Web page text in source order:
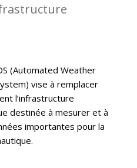
(Automated Weather
vise à remplacer
l’infrastructure
destinée à mesurer et à
importantes pour la